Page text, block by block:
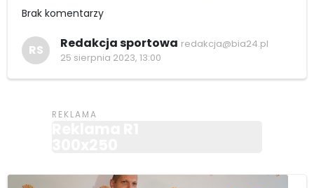
Brak komentarzy
RS Redakcja sportowa redakcja@bia24.pl
25 sierpnia 2023, 13:00